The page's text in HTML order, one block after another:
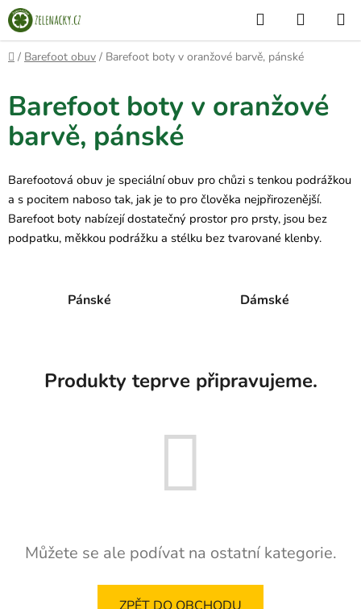
Přejít
na
obsah
Hledat
KOŠÍK
Domů
/ Barefoot obuv / Barefoot boty v oranžové barvě, pánské
Barefoot boty v oranžové
barvě, pánské
Barefootová obuv je speciální obuv pro chůzi s tenkou podrážkou
a s pocitem naboso tak, jak je to pro člověka nejpřirozenější.
Barefoot boty nabízejí dostatečný prostor pro prsty, jsou bez
podpatku, měkkou podrážku a stélku bez tvarované klenby.
Pánské Dámské
Produkty teprve připravujeme.
Můžete se ale podívat na ostatní kategorie.